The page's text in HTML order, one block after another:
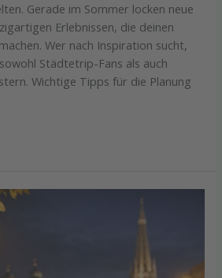
Gerade im Sommer locken neue
Erlebnissen, die deinen
Wer nach Inspiration sucht,
Städtetrip-Fans als auch
Wichtige Tipps für die Planung